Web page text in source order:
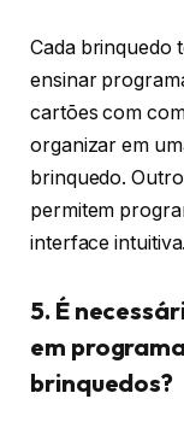
Cada brinquedo
ensinar
cartões com
organizar em
brinquedo.
permitem
interface intuitiva.
5. É
em
brinquedos?